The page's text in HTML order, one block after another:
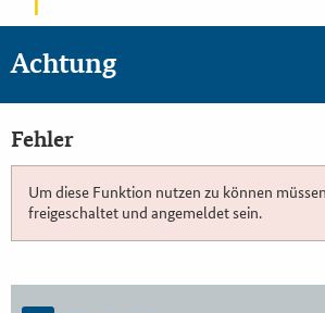
Achtung
Fehler
Um diese Funktion nutzen zu können
freigeschaltet und angemeldet sein.